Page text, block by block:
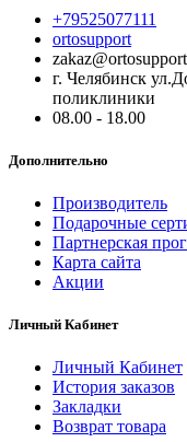
+79525077111
ortosupport
г. Челябинск
поликлиники
08.00 - 18.00
Дополнительно
Производитель
Подарочные
Партнерская
Карта сайта
Акции
Личный Кабинет
Личный Кабинет
История заказов
Закладки
Возврат товара